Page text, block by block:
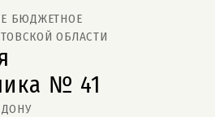
БЮДЖЕТНОЕ
№ 41
ОБЛАСТИ